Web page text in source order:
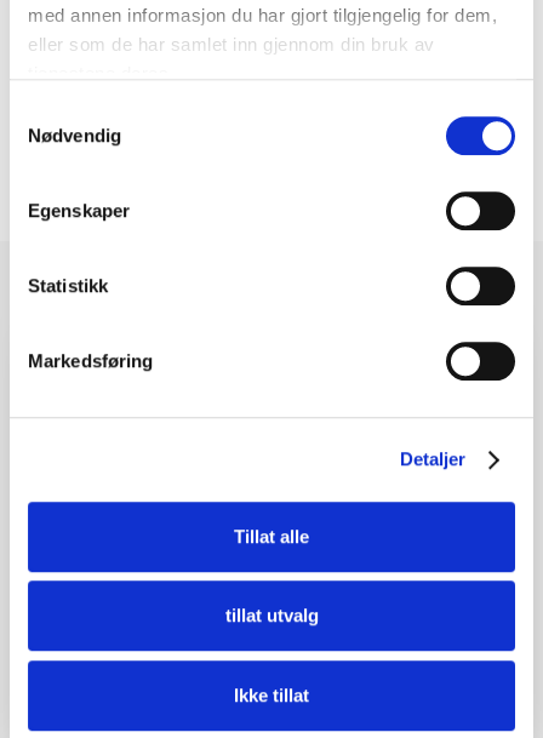
med annen informasjon du har gjort tilgjengelig for dem,
eller som de har samlet inn gjennom din bruk av
Nødvendig
Egenskaper
Statistikk
Markedsføring
Detaljer
Tillat alle
tillat utvalg
Ikke tillat
Jeg godtar at informasjon som fylles ut i skjema behandles
Sommertilbud VO2-maks-test
Sommertilbud på VO2-maks-testing på Ullevål og Tåsen